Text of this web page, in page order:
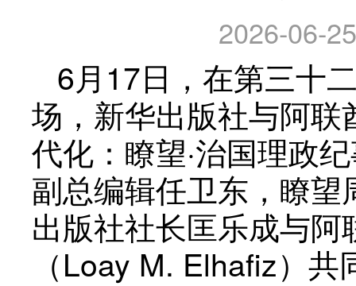
2026-06-
6月17日，在第三十
场，新华出版社与阿
代化：瞭望·治国理政
副总编辑任卫东，瞭
出版社社长匡乐成与
（Loay M. Elhafiz）